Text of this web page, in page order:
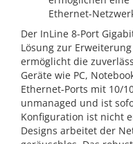
Ethernet-
Der InLine 8-Port
Lösung zur
ermöglicht die
Geräte wie PC,
Ethernet-Ports mit 10/
unmanaged und ist
Konfiguration ist nicht
Designs arbeitet der